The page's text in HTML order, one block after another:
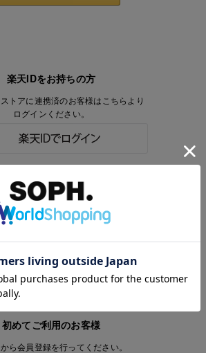
楽天IDをお持ちの方
トアに連携済のお客様はこちらより
ログインください。
お持ちで、当ストアのアカウントを
ちでないお客様はこちらより
会員登録いただけます。
初めてご利用のお客様
ら会員登録を行ってください。